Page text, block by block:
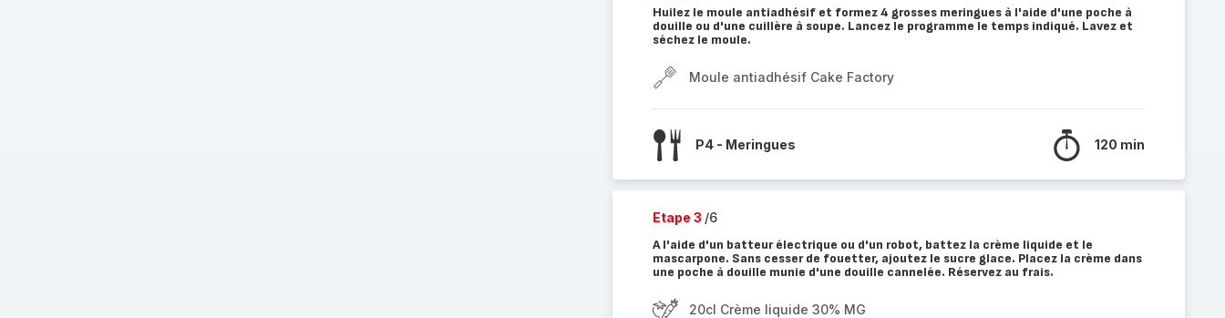
Huilez le moule antiadhésif et formez 4 grosses meringues à l'aide d'une poche à
douille ou d'une cuillère à soupe. Lancez le programme le temps indiqué. Lavez et
séchez le moule.
Moule antiadhésif Cake Factory
P4 - Meringues 120 min
Etape 3 /6
A l'aide d'un batteur électrique ou d'un robot, battez la crème liquide et le
mascarpone. Sans cesser de fouetter, ajoutez le sucre glace. Placez la crème dans
une poche à douille munie d'une douille cannelée. Réservez au frais.
20cl Crème liquide 30% MG